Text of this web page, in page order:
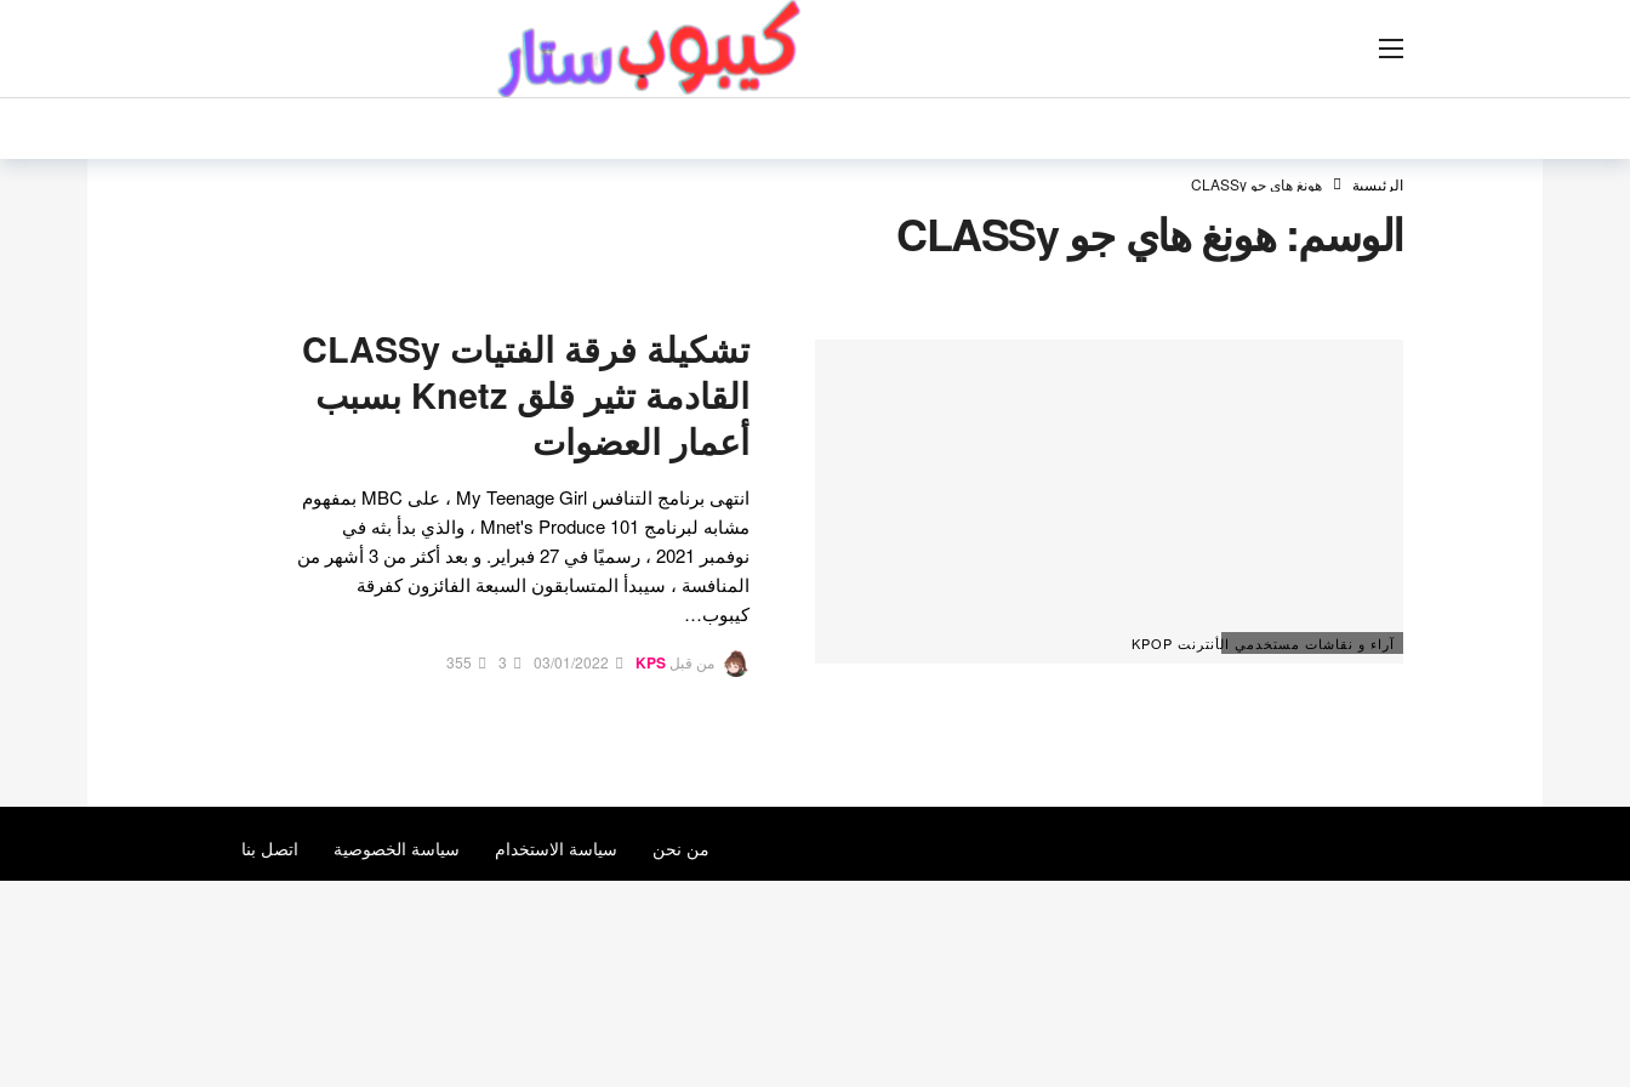
الرئيسية هونغ هاي جو CLASSy
الوسم:هونغ هاي جو CLASSy
آراء و نقاشات مستخدمي الأنترنت KPOP
تشكيلة فرقة الفتيات CLASSy
القادمة تثير قلق Knetz بسبب
أعمار العضوات
انتهى برنامج التنافس My Teenage Girl ، على MBC بمفهوم
مشابه لبرنامج Mnet's Produce 101 ، والذي بدأ بثه في
نوفمبر 2021 ، رسميًا في 27 فبراير. و بعد أكثر من 3 أشهر من
المنافسة ، سيبدأ المتسابقون السبعة الفائزون كفرقة
كيبوب…
من قبل KPS
03/01/2022
3
355
من نحن سياسة الاستخدام سياسة الخصوصية اتصل بنا